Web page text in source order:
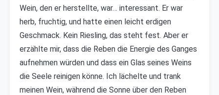
Wein, den er herstellte, war… interessant. Er war
herb, fruchtig, und hatte einen leicht erdigen
Geschmack. Kein Riesling, das steht fest. Aber er
erzählte mir, dass die Reben die Energie des Ganges
aufnehmen würden und dass ein Glas seines Weins
die Seele reinigen könne. Ich lächelte und trank
meinen Wein, während die Sonne über den Reben